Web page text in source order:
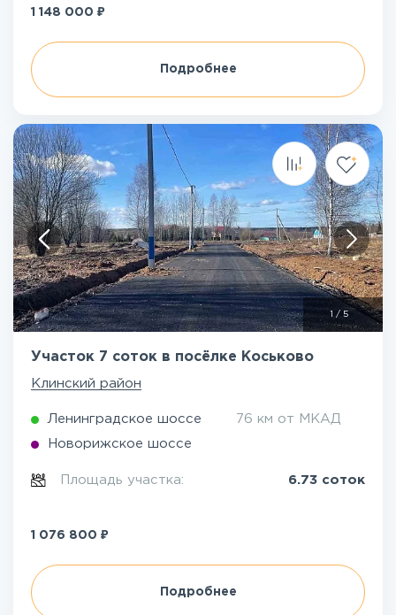
1 148 000 ₽
Подробнее
1 / 5
Участок 7 соток в посёлке Коськово
Клинский район
Ленинградское шоссе 76 км от МКАД
Новорижское шоссе
Площадь участка: 6.73 соток
1 076 800 ₽
Подробнее